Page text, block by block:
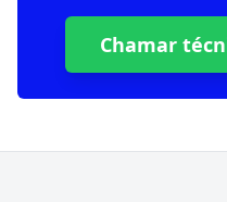
Chamar